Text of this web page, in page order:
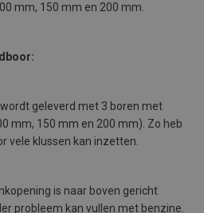
mm, 150 mm en 200 mm.
geleverd met 3 boren met
mm, 150 mm en 200 mm). Zo heb
vele klussen kan inzetten.
is naar boven gericht
probleem kan vullen met benzine.